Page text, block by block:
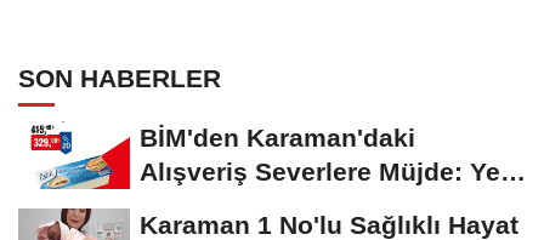
SON HABERLER
BİM'den Karaman'daki
Alışveriş Severlere Müjde: Yeni
Karaman 1 No'lu Sağlıklı Hayat